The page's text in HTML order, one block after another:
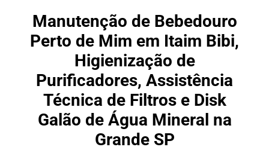
Manutenção de Bebedouro
Perto de Mim em Itaim Bibi,
Higienização de
Purificadores, Assistência
Técnica de Filtros e Disk
Galão de Água Mineral na
Grande SP